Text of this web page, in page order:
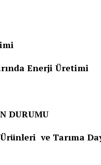
Enerji Üretimi
DURUMU
ve Tarıma